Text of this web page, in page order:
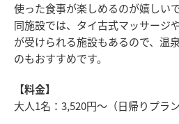
使った食事が楽しめるのが嬉しいで
同施設では、タイ古式マッサージ
が受けられる施設もあるので、温
のもおすすめです。
【料金】
大人1名：3,520円〜（日帰りプラン